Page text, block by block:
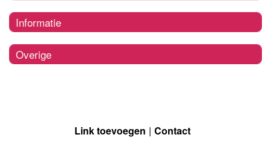
Informatie
Overige
Link toevoegen Contact